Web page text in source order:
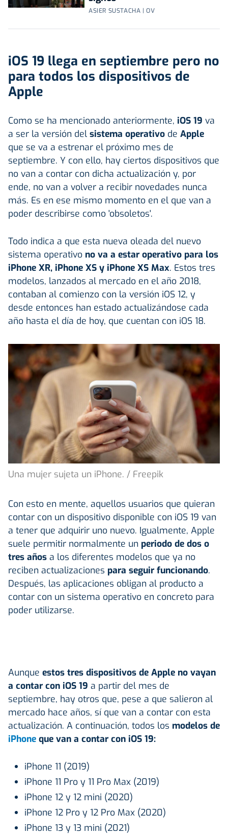
ASIER SUSTACHA | OV
iOS 19 llega en septiembre pero no
para todos los dispositivos de
Apple
Como se ha mencionado anteriormente, iOS 19 va
a ser la versión del sistema operativo de Apple
que se va a estrenar el próximo mes de
septiembre. Y con ello, hay ciertos dispositivos que
no van a contar con dicha actualización y, por
ende, no van a volver a recibir novedades nunca
más. Es en ese mismo momento en el que van a
poder describirse como 'obsoletos'.
Todo indica a que esta nueva oleada del nuevo
sistema operativo no va a estar operativo para los
iPhone XR, iPhone XS y iPhone XS Max. Estos tres
modelos, lanzados al mercado en el año 2018,
contaban al comienzo con la versión iOS 12, y
desde entonces han estado actualizándose cada
año hasta el día de hoy, que cuentan con iOS 18.
Una mujer sujeta un iPhone. / Freepik
Con esto en mente, aquellos usuarios que quieran
contar con un dispositivo disponible con iOS 19 van
a tener que adquirir uno nuevo. Igualmente, Apple
suele permitir normalmente un periodo de dos o
tres años a los diferentes modelos que ya no
reciben actualizaciones para seguir funcionando.
Después, las aplicaciones obligan al producto a
contar con un sistema operativo en concreto para
poder utilizarse.
Aunque estos tres dispositivos de Apple no vayan
a contar con iOS 19 a partir del mes de
septiembre, hay otros que, pese a que salieron al
mercado hace años, sí que van a contar con esta
actualización. A continuación, todos los modelos de
iPhone que van a contar con iOS 19:
iPhone 11 (2019)
iPhone 11 Pro y 11 Pro Max (2019)
iPhone 12 y 12 mini (2020)
iPhone 12 Pro y 12 Pro Max (2020)
iPhone 13 y 13 mini (2021)